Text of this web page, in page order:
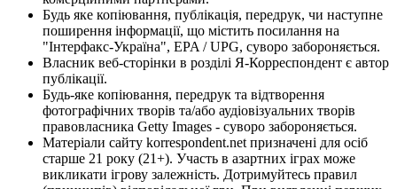
Будь яке копіювання, публікація, передрук, чи наступне
поширення інформації, що містить посилання на
"Інтерфакс-Україна", EPA / UPG, суворо забороняється.
Власник веб-сторінки в розділі Я-Корреспондент є автор
публікації.
Будь-яке копіювання, передрук та відтворення
фотографічних творів та/або аудіовізуальних творів
правовласника Getty Images - суворо забороняється.
Матеріали сайту korrespondent.net призначені для осіб
старше 21 року (21+). Участь в азартних іграх може
викликати ігрову залежність. Дотримуйтесь правил